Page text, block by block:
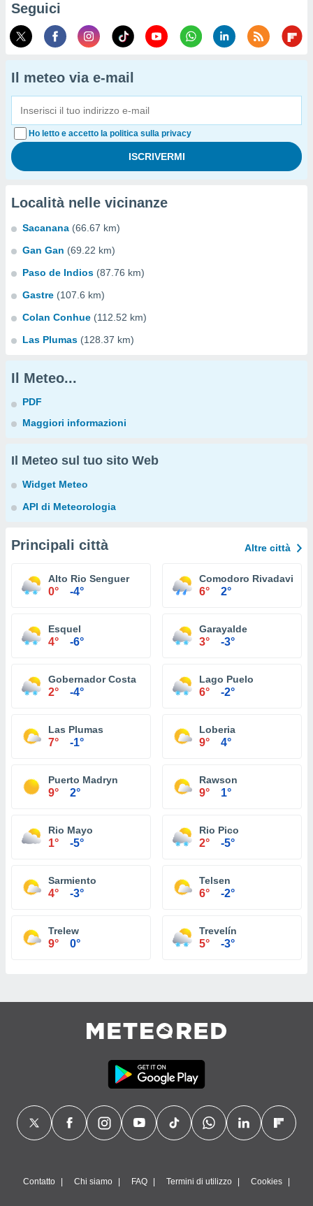
Seguici
Il meteo via e-mail
Ho letto e accetto la politica sulla privacy
Località nelle vicinanze
Sacanana (66.67 km)
Gan Gan (69.22 km)
Paso de Indios (87.76 km)
Gastre (107.6 km)
Colan Conhue (112.52 km)
Las Plumas (128.37 km)
Il Meteo...
PDF
Maggiori informazioni
Il Meteo sul tuo sito Web
Widget Meteo
API di Meteorologia
Principali città Altre città
Alto Rio Senguer
0° -4°
Comodoro Rivadavia
6° 2°
Esquel
4° -6°
Garayalde
3° -3°
Gobernador Costa
2° -4°
Lago Puelo
6° -2°
Las Plumas
7° -1°
Loberia
9° 4°
Puerto Madryn
9° 2°
Rawson
9° 1°
Rio Mayo
1° -5°
Rio Pico
2° -5°
Sarmiento
4° -3°
Telsen
6° -2°
Trelew
9° 0°
Trevelín
5° -3°
Contatto Chi siamo FAQ Termini di utilizzo Cookies